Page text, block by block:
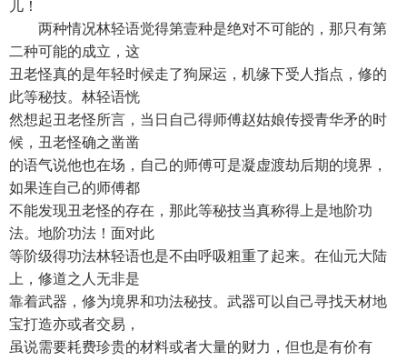
儿！
两种情况林轻语觉得第壹种是绝对不可能的，那只有第
二种可能的成立，这
丑老怪真的是年轻时候走了狗屎运，机缘下受人指点，修的
此等秘技。林轻语恍
然想起丑老怪所言，当日自己得师傅赵姑娘传授青华矛的时
候，丑老怪确之凿凿
的语气说他也在场，自己的师傅可是凝虚渡劫后期的境界，
如果连自己的师傅都
不能发现丑老怪的存在，那此等秘技当真称得上是地阶功
法。地阶功法！面对此
等阶级得功法林轻语也是不由呼吸粗重了起来。在仙元大陆
上，修道之人无非是
靠着武器，修为境界和功法秘技。武器可以自己寻找天材地
宝打造亦或者交易，
虽说需要耗费珍贵的材料或者大量的财力，但也是有价有